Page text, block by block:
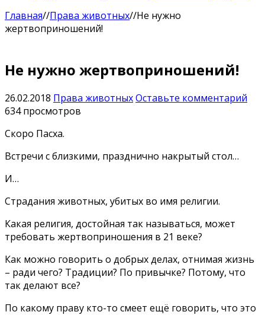
Главная//Права животных//Не нужно
жертвоприношений!
Не нужно жертвоприношений!
26.02.2018 Права животныхОставьте комментарий
634 просмотров
Скоро Пасха.
Встречи с близкими, празднично накрытый стол…
И…
Страдания животных, убитых во имя религии.
Какая религия, достойная так называться, может
требовать жертвоприношения в 21 веке?
Как можно говорить о добрых делах, отнимая жизнь
– ради чего? Традиции? По привычке? Потому, что
так делают все?
По какому праву кто-то смеет ещё говорить, что это